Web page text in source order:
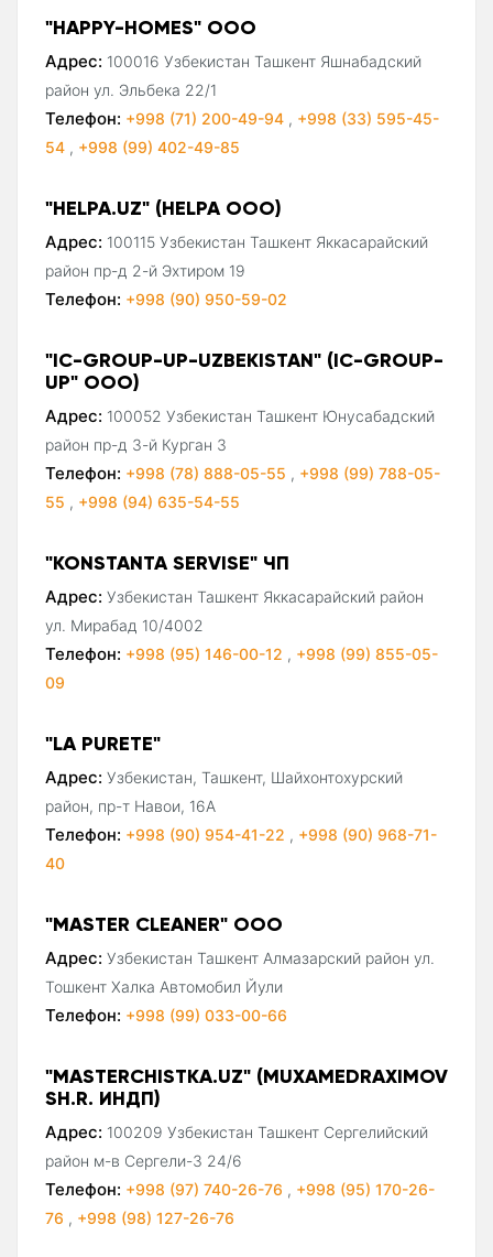
"HAPPY-HOMES" ООО
Адрес: 100016 Узбекистан Ташкент Яшнабадский
район ул. Эльбека 22/1
Телефон: +998 (71) 200-49-94 , +998 (33) 595-45-
54 , +998 (99) 402-49-85
"HELPA.UZ" (HELPA ООО)
Адрес: 100115 Узбекистан Ташкент Яккасарайский
район пр-д 2-й Эхтиром 19
Телефон: +998 (90) 950-59-02
"IC-GROUP-UP-UZBEKISTAN" (IC-GROUP-
UP" ООО)
Адрес: 100052 Узбекистан Ташкент Юнусабадский
район пр-д 3-й Курган 3
Телефон: +998 (78) 888-05-55 , +998 (99) 788-05-
55 , +998 (94) 635-54-55
"KONSTANTA SERVISE" ЧП
Адрес: Узбекистан Ташкент Яккасарайский район
ул. Мирабад 10/4002
Телефон: +998 (95) 146-00-12 , +998 (99) 855-05-
09
"LA PURETE"
Адрес: Узбекистан, Ташкент, Шайхонтохурский
район, пр-т Навои, 16А
Телефон: +998 (90) 954-41-22 , +998 (90) 968-71-
40
"MASTER CLEANER" ООО
Адрес: Узбекистан Ташкент Алмазарский район ул.
Тошкент Халка Автомобил Йули
Телефон: +998 (99) 033-00-66
"MASTERCHISTKA.UZ" (MUXAMEDRAXIMOV
SH.R. ИНДП)
Адрес: 100209 Узбекистан Ташкент Сергелийский
район м-в Сергели-3 24/6
Телефон: +998 (97) 740-26-76 , +998 (95) 170-26-
76 , +998 (98) 127-26-76